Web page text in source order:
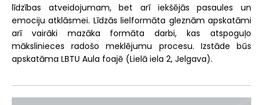
līdzības atveidojumam, bet arī iekšējās pasaules un
emociju atklāsmei. Līdzās lielformāta gleznām apskatāmi
arī vairāki mazāka formāta darbi, kas atspoguļo
mākslinieces radošo meklējumu procesu. Izstāde būs
apskatāma LBTU Aula foajē (Lielā iela 2, Jelgava).